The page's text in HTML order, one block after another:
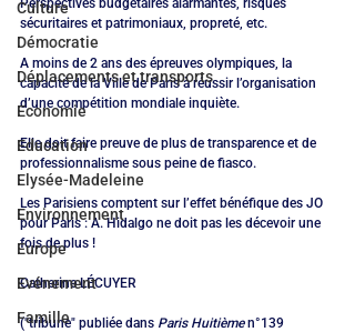
Culture
Démocratie
Déplacements et transports
Economie
Education
Elysée-Madeleine
Environnement
Europe
Evénement
Famille
sécuritaires et patrimoniaux, propreté, etc.
A moins de 2 ans des épreuves olympiques, la
capacité de la Ville de Paris à réussir l’organisation
d’une compétition mondiale inquiète.
Elle doit faire preuve de plus de transparence et de
professionnalisme sous peine de fiasco.
Les Parisiens comptent sur l’effet bénéfique des JO
pour Paris : A. Hidalgo ne doit pas les décevoir une
fois de plus !
Catherine LÉCUYER
("tribune" publiée dans Paris Huitième n°139